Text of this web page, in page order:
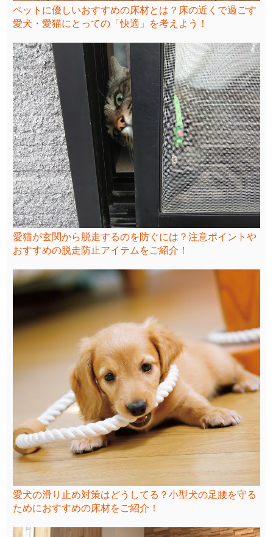
ペットに優しいおすすめの床材とは？床の近くで過ごす
愛犬・愛猫にとっての「快適」を考えよう！
愛猫が玄関から脱走するのを防ぐには？注意ポイントや
おすすめの脱走防止アイテムをご紹介！
愛犬の滑り止め対策はどうしてる？小型犬の足腰を守る
ためにおすすめの床材をご紹介！